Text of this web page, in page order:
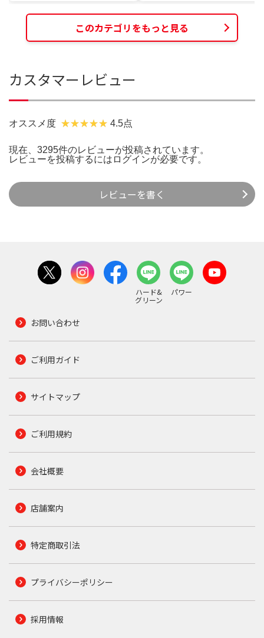
このカテゴリをもっと見る
カスタマーレビュー
オススメ度 4.5点
現在、3295件のレビューが投稿されています。
レビューを投稿するには ログインが必要です。
レビューを書く
ハード&
グリーン
パワー
お問い合わせ
ご利用ガイド
サイトマップ
ご利用規約
会社概要
店舗案内
特定商取引法
プライバシーポリシー
採用情報